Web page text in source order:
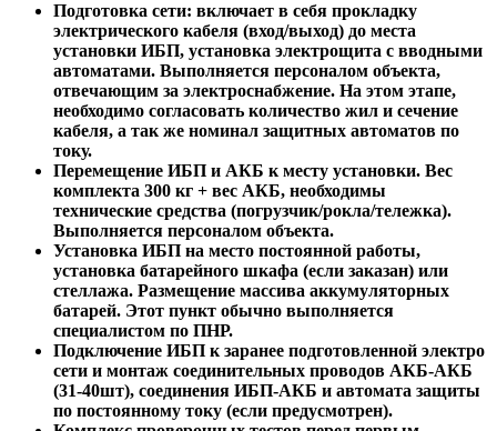
Подготовка сети: включает в себя прокладку
электрического кабеля (вход/выход) до места
установки ИБП, установка электрощита с вводными
автоматами. Выполняется персоналом объекта,
отвечающим за электроснабжение. На этом этапе,
необходимо согласовать количество жил и сечение
кабеля, а так же номинал защитных автоматов по
току.
Перемещение ИБП и АКБ к месту установки. Вес
комплекта 300 кг + вес АКБ, необходимы
технические средства (погрузчик/рокла/тележка).
Выполняется персоналом объекта.
Установка ИБП на место постоянной работы,
установка батарейного шкафа (если заказан) или
стеллажа. Размещение массива аккумуляторных
батарей. Этот пункт обычно выполняется
специалистом по ПНР.
Подключение ИБП к заранее подготовленной электро
сети и монтаж соединительных проводов АКБ-АКБ
(31-40шт), соединения ИБП-АКБ и автомата защиты
по постоянному току (если предусмотрен).